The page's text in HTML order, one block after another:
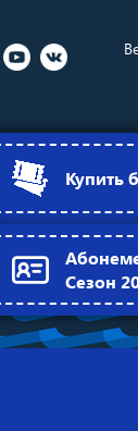
Купить
Сезон